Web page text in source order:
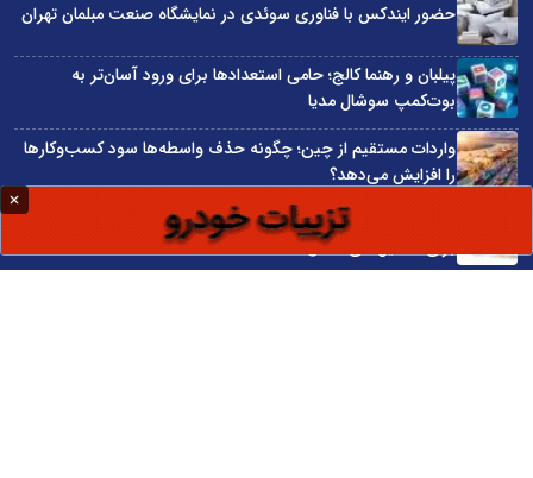
حضور ایندکس با فناوری سوئدی در نمایشگاه صنعت مبلمان تهران
پیلبان و رهنما کالج؛ حامی استعدادها برای ورود آسان‌تر به
بوت‌کمپ سوشال مدیا
واردات مستقیم از چین؛ چگونه حذف واسطه‌ها سود کسب‌وکارها
را افزایش می‌دهد؟
ترند ترین دستبندهای طلا برای تابستان؛ انتخابی ظریف و متفاوت
برای استایل‌های خاص